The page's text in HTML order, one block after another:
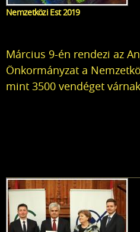
Nemzetközi Est 2019
Március 9-én rendezi az
Önkormányzat a
mint 3500 vendéget